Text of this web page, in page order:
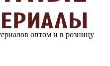
оптом и в розницу